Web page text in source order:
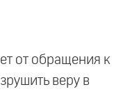
от обращения к
веру в